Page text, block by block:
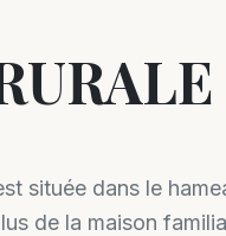
située dans le
de la maison